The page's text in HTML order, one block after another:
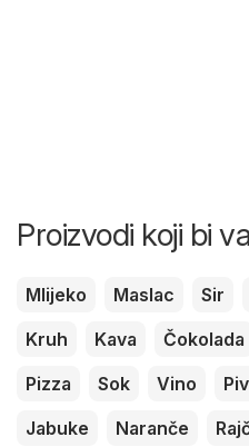
Proizvodi koji bi
Mlijeko Maslac Sir
Kruh
Kava Čokolada
Pizza
Sok Vino
Jabuke
Naranče